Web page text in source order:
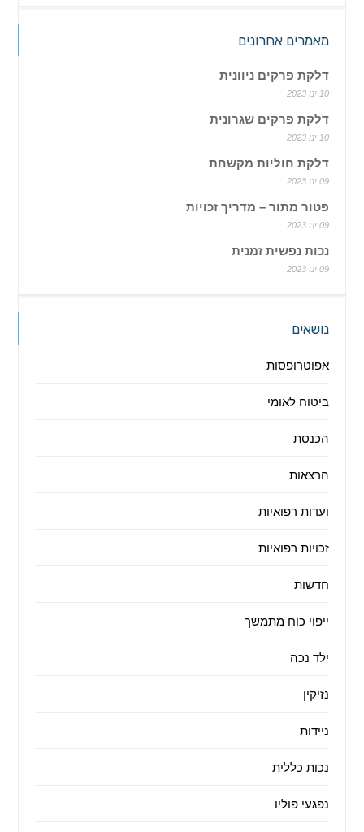
מאמרים אחרונים
דלקת פרקים ניוונית
10 ינו 2023
דלקת פרקים שגרונית
10 ינו 2023
דלקת חוליות מקשחת
09 ינו 2023
פטור מתור – מדריך זכויות
09 ינו 2023
נכות נפשית זמנית
09 ינו 2023
נושאים
אפוטרופסות
ביטוח לאומי
הכנסת
הרצאות
ועדות רפואיות
זכויות רפואיות
חדשות
ייפוי כוח מתמשך
ילד נכה
נזיקין
ניידות
נכות כללית
נפגעי פוליו